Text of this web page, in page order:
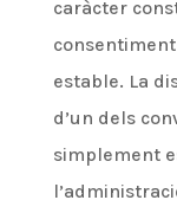
caràcter
estable. La
d’un dels
simplement